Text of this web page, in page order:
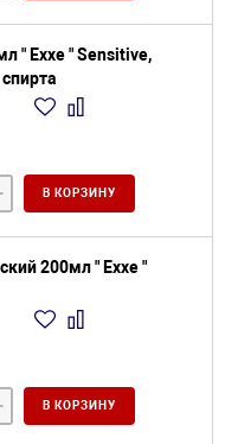
" Exxe " Sensitive,
В КОРЗИНУ
200мл " Exxe "
В КОРЗИНУ